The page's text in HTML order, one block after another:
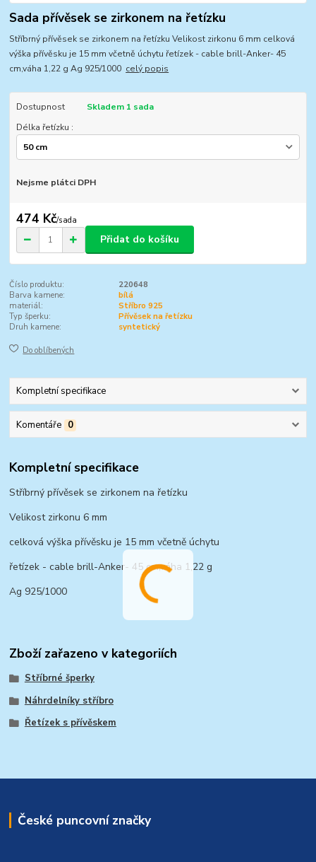
Sada přívěsek se zirkonem na řetízku
Stříbrný přívěsek se zirkonem na řetízku Velikost zirkonu 6 mm celková
výška přívěsku je 15 mm včetně úchytu řetízek - cable brill-Anker- 45
cm,váha 1,22 g Ag 925/1000 celý popis
Dostupnost
Skladem 1 sada
Délka řetízku :
Nejsme plátci DPH
474 Kč/sada
Přidat do košíku
Číslo produktu:
220648
Barva kamene:
bílá
materiál:
Stříbro 925
Typ šperku:
Přívěsek na řetízku
Druh kamene:
syntetický
Do oblíbených
Kompletní specifikace
Komentáře 0
Kompletní specifikace
Stříbrný přívěsek se zirkonem na řetízku
Velikost zirkonu 6 mm
celková výška přívěsku je 15 mm včetně úchytu
řetízek - cable brill-Anker- 45 cm,váha 1,22 g
Ag 925/1000
Zboží zařazeno v kategoriích
Stříbrné šperky
Náhrdelníky stříbro
Řetízek s přívěskem
České puncovní značky